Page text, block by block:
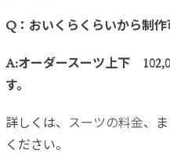
Q：おいくらくらいから制作
A:オーダースーツ上下
す。
詳しくは、 スーツの料金、
ください。